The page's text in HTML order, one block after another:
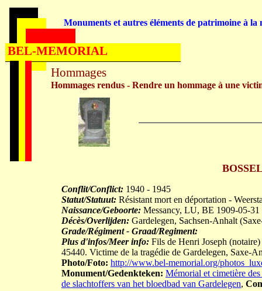
Conflit/Conflict: 1940 - 1945
Statut/Statuut: Résistant mort en déportation -
Naissance/Geboorte: Messancy, LU, BE 1909-05-31
Décès/Overlijden: Gardelegen, Sachsen-Anhalt
Grade/Régiment - Graad/Regiment:
Plus d'infos/Meer info: Fils de Henri Joseph
45440. Victime de la tragédie de Gardelegen, Saxe-
Photo/Foto: http://www.bel-memorial.org/
Monument/Gedenkteken: Mémorial et cimetière
de slachtoffers van het bloedbad van Gardelegen,
Hommages
Hommages rendus - Rendre un hommage à une
Monuments et autres éléments de patrimoine à la
BEL-MEMORIAL